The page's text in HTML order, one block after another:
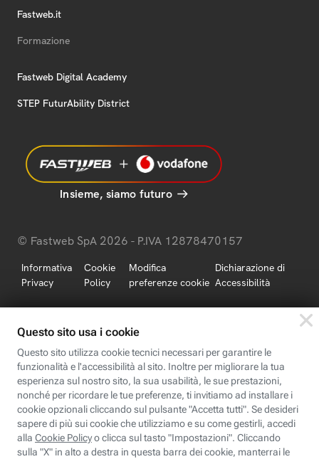
Fastweb.it
Formazione
Fastweb Digital Academy
STEP FuturAbility District
Insieme, siamo futuro
© Fastweb SpA 2026 - P.IVA 12878470157
Informativa
Privacy
Cookie
Policy
Modifica
preferenze cookie
Dichiarazione di
Accessibilità